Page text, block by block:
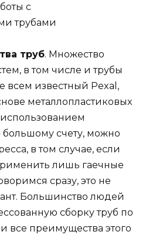
с
трубами
труб. Множество
в том числе и трубы
всем известный Pexal,
металлопластиковых
счету, можно
в том случае, если
лишь гаечные
сразу, это не
Большинство людей
сборку труб по
все преимущества этого